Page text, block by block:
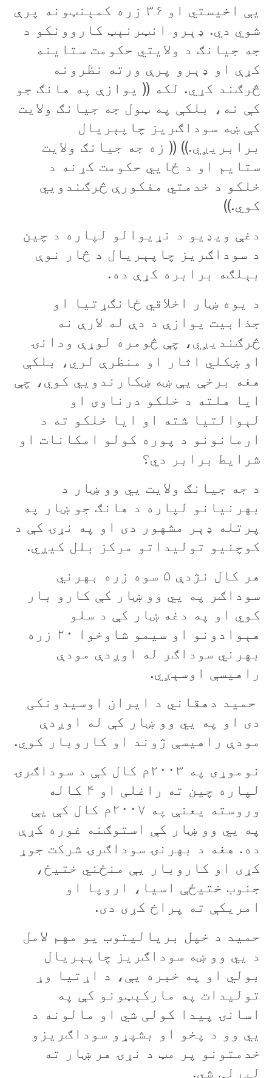
یې اخیستي او ۳۶ زره کمېنټونه پرې
شوي دي. ډېرو انټرنېټ کاروونکو د
جه جيانګ د ولایتي حکومت ستاینه
کړې او ډېرو پرې ورته نظرونه
څرګند کړي. لکه (( يوازې په هانګ جو
کې نه، بلکې په ټول جه جيانګ ولايت
کې ښه سوداګريز چاپېريال
برابريږي.)) (( زه جه جيانګ ولايت
ستايم او د ځايي حکومت کړنه د
خلکو د خدمتي مفکورې څرګندويي
کوي.))
دغې ويډيو د نړيوالو لپاره د چين
د سوداګريز چاپېريال د څار نوې
بېلګه برابره کړې ده.
د يوه ښار اخلاقي ځانګړتيا او
جذابيت یوازې د دې له لارې نه
څرګنديږي، چې څومره لوړې ودانۍ
او ښکلي اثار او منظرې لري، بلکې
هغه برخې يې ښه ښکارندويي کوي، چې
ايا هلته د خلکو درناوی او
لېوالتيا شته او ايا خلکو ته د
ارمانونو د پوره کولو امکانات او
شرايط برابر دي؟
د جه جيانګ ولايت يي وو ښار د
بهرنيانو لپاره د هانګ جو ښار په
پرتله ډېر مشهور دی او په نړۍ کې د
کوچنيو توليداتو مرکز بلل کيږي.
هر کال نژدې ۵ سوه زره بهرني
سوداګر په يي وو ښار کې کارو بار
کوي او په دغه ښار کې د سلو
هېوادونو او سيمو شاوخوا ۲۰ زره
بهرني سوداګر له اوږدې مودې
راهيسې اوسېږي.
حمید دهقاني د ايران اوسیدونکی
دی او په يي وو ښار کې له اوږدې
مودې راهیسې ژوند او کاروبار کوي.
نوموړی په ۲۰۰۳م کال کې د سوداګرۍ
لپاره چين ته راغلی او ۴ کاله
وروسته يعنې په ۲۰۰۷م کال کې يې
په يي وو ښار کې استوګنه غوره کړې
ده. هغه د بهرنۍ سوداګرۍ شرکت جوړ
کړی او کاروبار يې منځني ختيځ،
جنوب ختيځې اسيا، اروپا او
امريکې ته پراخ کړی دی.
حميد د خپل برياليتوب يو مهم لامل
د يي وو ښه سوداګريز چاپېريال
بولي او په خبره یې، د اړتيا وړ
توليدات په مارکېټونو کې په
اسانۍ پيدا کولی شي او مالونه د
يي وو د پخو او بشپړو سوداګريزو
خدمتونو پر مټ د نړۍ هر ښار ته
ليږلی شي.